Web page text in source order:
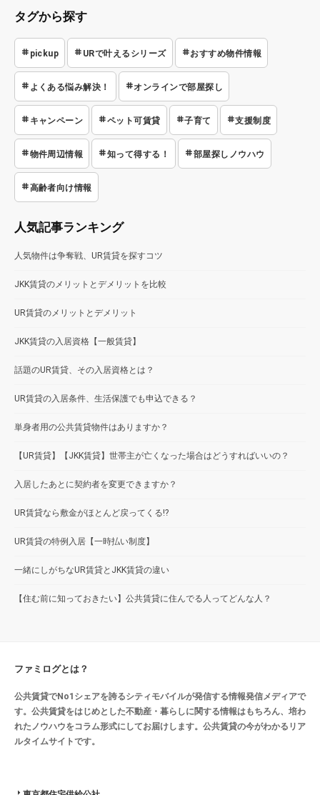
タグから探す
pickup URで叶えるシリーズ おすすめ物件情報
よくある悩み解決！ オンラインで部屋探し
キャンペーン ペット可賃貸 子育て 支援制度
物件周辺情報 知って得する！ 部屋探しノウハウ
高齢者向け情報
人気記事ランキング
人気物件は争奪戦、UR賃貸を探すコツ
JKK賃貸のメリットとデメリットを比較
UR賃貸のメリットとデメリット
JKK賃貸の入居資格【一般賃貸】
話題のUR賃貸、その入居資格とは？
UR賃貸の入居条件、生活保護でも申込できる？
単身者用の公共賃貸物件はありますか？
【UR賃貸】【JKK賃貸】世帯主が亡くなった場合はどうすればいいの？
入居したあとに契約者を変更できますか？
UR賃貸なら敷金がほとんど戻ってくる!?
UR賃貸の特例入居【一時払い制度】
一緒にしがちなUR賃貸とJKK賃貸の違い
【住む前に知っておきたい】公共賃貸に住んでる人ってどんな人？
ファミログとは？
公共賃貸でNo1シェアを誇るシティモバイルが発信する情報発信メディアで
す。公共賃貸をはじめとした不動産・暮らしに関する情報はもちろん、培わ
れたノウハウをコラム形式にしてお届けします。公共賃貸の今がわかるリア
ルタイムサイトです。